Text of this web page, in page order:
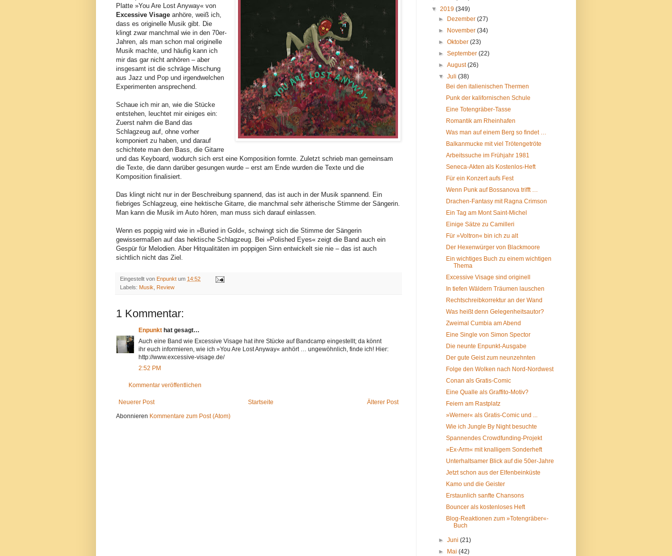
Platte »You Are Lost Anyway« von
Excessive Visage anhöre, weiß ich,
dass es originelle Musik gibt. Die
klingt zwar manchmal wie in den 70er-
Jahren, als man schon mal originelle
Musik machte, und häufig kann ich
mir das gar nicht anhören – aber
insgesamt ist die schräge Mischung
aus Jazz und Pop und irgendwelchen
Experimenten ansprechend.
Schaue ich mir an, wie die Stücke
entstehen, leuchtet mir einiges ein:
Zuerst nahm die Band das
Schlagzeug auf, ohne vorher
komponiert zu haben, und darauf
schichtete man den Bass, die Gitarre
und das Keyboard, wodurch sich erst eine Komposition formte. Zuletzt schrieb man gemeinsam
die Texte, die dann darüber gesungen wurde – erst am Ende wurden die Texte und die
Komposition finalisiert.
Das klingt nicht nur in der Beschreibung spannend, das ist auch in der Musik spannend. Ein
fiebriges Schlagzeug, eine hektische Gitarre, die manchmal sehr ätherische Stimme der Sängerin.
Man kann die Musik im Auto hören, man muss sich darauf einlassen.
Wenn es poppig wird wie in »Buried in Gold«, schwingt sich die Stimme der Sängerin
gewissermaßen auf das hektische Schlagzeug. Bei »Polished Eyes« zeigt die Band auch ein
Gespür für Melodien. Aber Hitqualitäten im poppigen Sinn entwickelt sie nie – das ist auch
sichtlich nicht das Ziel.
Eingestellt von Enpunkt um 14:52
Labels: Musik Review
1 Kommentar:
Enpunkt hat gesagt…
Auch eine Band wie Excessive Visage hat ihre Stücke auf Bandcamp eingestellt; da könnt
ihr euch informieren, wie ich »You Are Lost Anyway« anhört … ungewöhnlich, finde ich! Hier:
http://www.excessive-visage.de/
2:52 PM
Kommentar veröffentlichen
Neuerer Post Älterer Post
Startseite
Abonnieren Kommentare zum Post (Atom)
▼ 2019 (349)
►
Dezember(27)
►
November(34)
►Oktober(23)
►September(22)
►August(26)
▼Juli(38)
Bei den italienischen Thermen
Punk der kalifornischen Schule
Eine Totengräber-Tasse
Romantik am Rheinhafen
Was man auf einem Berg so findet …
Balkanmucke mit viel Trötengetröte
Arbeitssuche im Frühjahr 1981
Seneca-Akten als Kostenlos-Heft
Für ein Konzert aufs Fest
Wenn Punk auf Bossanova trifft …
Drachen-Fantasy mit Ragna Crimson
Ein Tag am Mont Saint-Michel
Einige Sätze zu Camilleri
Für »Voltron« bin ich zu alt
Der Hexenwürger von Blackmoore
Ein wichtiges Buch zu einem wichtigen
Thema
Excessive Visage sind originell
In tiefen Wäldern Träumen lauschen
Rechtschreibkorrektur an der Wand
Was heißt denn Gelegenheitsautor?
Zweimal Cumbia am Abend
Eine Single von Simon Spector
Die neunte Enpunkt-Ausgabe
Der gute Geist zum neunzehnten
Folge den Wolken nach Nord-Nordwest
Conan als Gratis-Comic
Eine Qualle als Graffito-Motiv?
Feiern am Rastplatz
»Werner« als Gratis-Comic und ...
Wie ich Jungle By Night besuchte
Spannendes Crowdfunding-Projekt
»Ex-Arm« mit knalligem Sonderheft
Unterhaltsamer Blick auf die 50er-Jahre
Jetzt schon aus der Elfenbeinküste
Kamo und die Geister
Erstaunlich sanfte Chansons
Bouncer als kostenloses Heft
Blog-Reaktionen zum »Totengräber«-
Buch
►Juni(21)
►
Mai(42)